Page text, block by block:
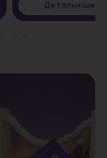
Детальніше